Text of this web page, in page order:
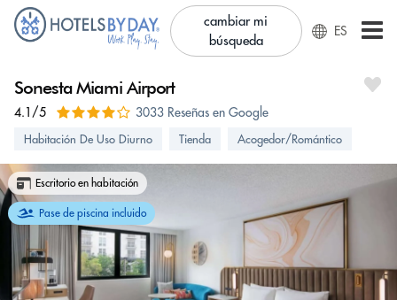
cambiar mi
búsqueda
ES
Sonesta Miami Airport
4.1/5 3033 Reseñas en Google
Habitación De Uso Diurno Tienda Acogedor/Romántico
Escritorio en habitación
Pase de piscina incluido